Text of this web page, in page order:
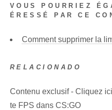
VOUS POURRIEZ
ÉRESSÉ PAR CE
Comment supprimer la
RELACIONADO
Contenu exclusif - Cliquez
te FPS dans CS:GO